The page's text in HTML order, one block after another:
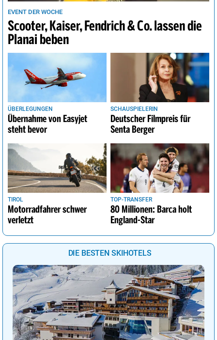
EVENT DER WOCHE
Scooter, Kaiser, Fendrich & Co. lassen die
Planai beben
ÜBERLEGUNGEN
Übernahme von Easyjet
steht bevor
SCHAUSPIELERIN
Deutscher Filmpreis für
Senta Berger
TIROL
Motorradfahrer schwer
verletzt
TOP-TRANSFER
80 Millionen: Barca holt
England-Star
DIE BESTEN SKIHOTELS